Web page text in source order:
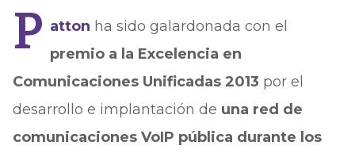
P atton ha sido galardonada con el
premio a la Excelencia en
Comunicaciones Unificadas 2013 por el
desarrollo e implantación de una red de
comunicaciones VoIP pública durante los